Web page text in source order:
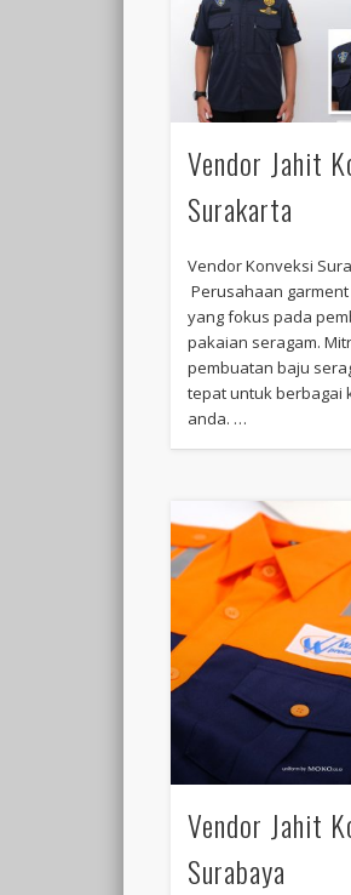
Vendor Jahit
Surakarta
Vendor Konveksi
Perusahaan
yang fokus pada
pakaian seragam.
pembuatan baju
tepat untuk berbagai
anda. …
Vendor Jahit
Surabaya